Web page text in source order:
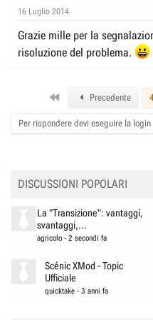
16 Luglio 2014
Grazie mille per la
risoluzione del problema.
Precedente
Per rispondere devi eseguire la
DISCUSSIONI POPOLARI
La "Transizione": vantaggi,
svantaggi,...
agricolo- 2 secondi fa
Scénic XMod - Topic
Ufficiale
quicktake -3 anni fa